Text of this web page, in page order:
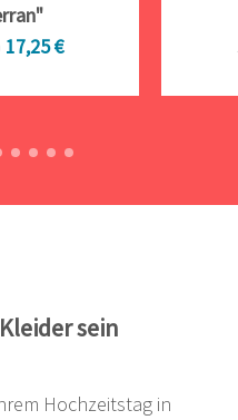
17,25 €
sein
Hochzeitstag in